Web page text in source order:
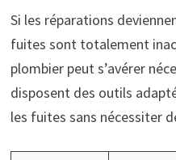
Si les réparations
fuites sont totalement
plombier peut s’avérer
disposent des outils
les fuites sans nécessiter